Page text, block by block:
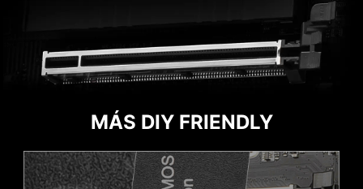
MÁS DIY FRIENDLY
CABECERA CON DIFERENTE COLOR